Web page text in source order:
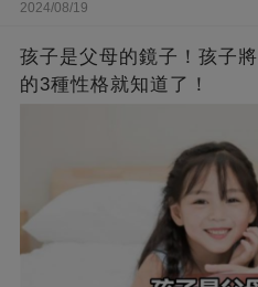
2024/08/19
孩子是父母的鏡子！孩子
的3種性格就知道了！